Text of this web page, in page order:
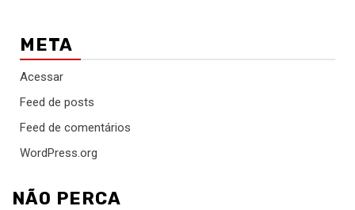
META
Acessar
Feed de posts
Feed de comentários
WordPress.org
NÃO PERCA